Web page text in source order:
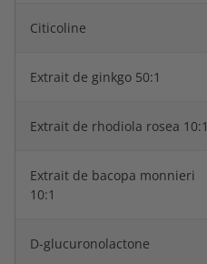
Citicoline
Extrait de ginkgo 50:1
Extrait de rhodiola rosea 10:1
Extrait de bacopa monnieri
10:1
D-glucuronolactone